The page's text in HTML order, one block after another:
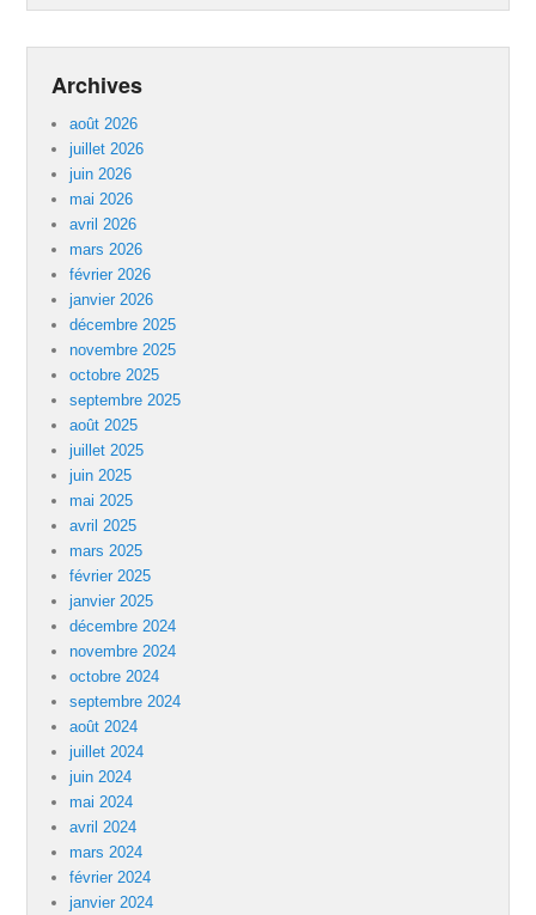
Archives
août 2026
juillet 2026
juin 2026
mai 2026
avril 2026
mars 2026
février 2026
janvier 2026
décembre 2025
novembre 2025
octobre 2025
septembre 2025
août 2025
juillet 2025
juin 2025
mai 2025
avril 2025
mars 2025
février 2025
janvier 2025
décembre 2024
novembre 2024
octobre 2024
septembre 2024
août 2024
juillet 2024
juin 2024
mai 2024
avril 2024
mars 2024
février 2024
janvier 2024